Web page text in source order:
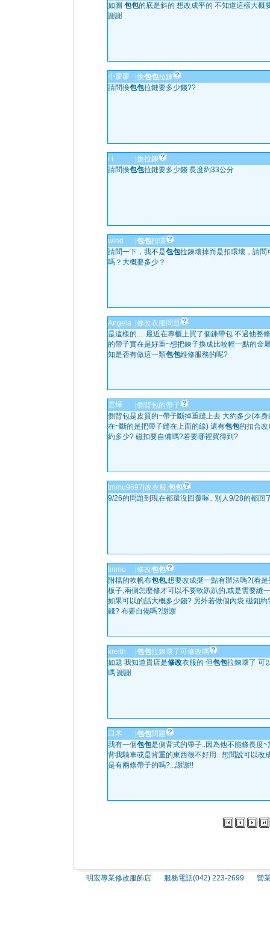
如圖 包包的底是斜的 想改成平的 不知道這樣大概
謝謝
小廖廖 換包包拉鍊
請問換包包拉鏈要多少錢??
i i
換拉鍊
請問換包包拉鏈要多少錢 長度約33公分
wind 包包扣環
請問一下，我不是包包拉鍊壞掉而是扣環壞，請問
嗎？大概要多少？
Angela
修改衣服問題
是這樣的.... 最近在專櫃上買了個鍊帶包 不過他整
的帶子實在是好重~想把鍊子換成比較輕一點的金
知是否有做這一類包包維修服務的呢?
雲燁
側背包的帶子
側背包是皮質的~帶子斷掉重縫上去 大約多少(本
在~斷的是把帶子縫在上面的線) 還有包包的扣合改
約多少? 磁扣要自備嗎?若要哪裡買得到?
tmmu9697 改衣服,包包
9/26的問題到現在都還沒回覆喔.. 別人9/28的都回
tmmu 修改包包
附檔的軟帆布包包,想要改成挺一點有辦法嗎?(看
板子,兩側怎麼修才可以不要軟趴趴的,或是需要縫
如果可以的話大概多少錢? 另外若做個內袋.磁釦約
錢? 布要自備嗎?謝謝
kreith 包包拉鍊壞了可修改嗎
如題 我知道貴店是修改衣服的 但包包拉鍊壞了 可
嗎 謝謝
口木 包包問題
我有一個包包是側背式的帶子..因為他不能條長度~
背我騎車或是背重的東西很不好用.. 想問說可以改
是有兩條帶子的嗎?...謝謝!!
明宏專業修改服飾店 服務電話(042) 223-2699 營